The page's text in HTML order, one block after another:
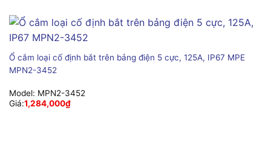
Ổ cắm loại cố định bắt trên bảng điện 5 cực, 125A, IP67 MPE
MPN2-3452
Model: MPN2-3452
Giá:1,284,000₫